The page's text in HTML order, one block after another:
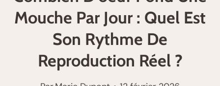
Mouche Par Jour : Quel Est
Son Rythme De
Reproduction Réel ?